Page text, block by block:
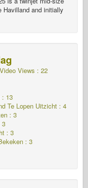
Havilland and initially
Views : 22
: 13
Te Lopen Uitzicht : 4
: 3
3
: 3
: 3